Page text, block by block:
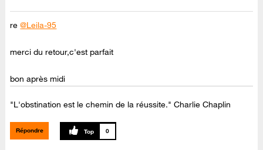
re@Leila-95
merci du retour,c'est parfait
bon après midi
"L'obstination est le chemin de la réussite." Charlie Chaplin
Répondre 0